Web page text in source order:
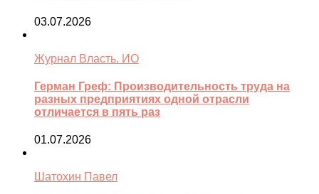
03.07.2026
Журнал Власть. ИО
Герман Греф: Производительность труда на
разных предприятиях одной отрасли
отличается в пять раз
01.07.2026
Шатохин Павел